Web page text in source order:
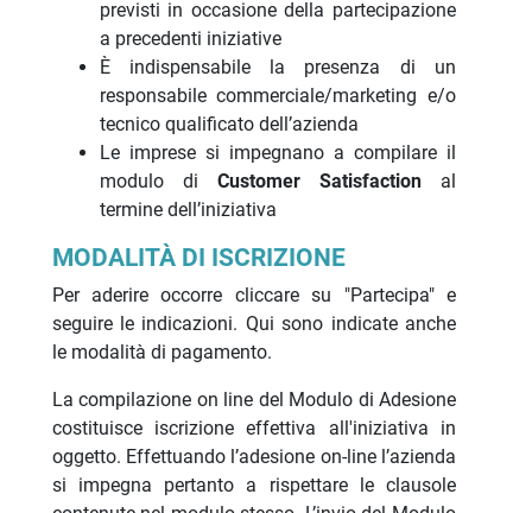
previsti in occasione della partecipazione
a precedenti iniziative
È indispensabile la presenza di un
responsabile commerciale/marketing e/o
tecnico qualificato dell’azienda
Le imprese si impegnano a compilare il
modulo di Customer Satisfaction al
termine dell’iniziativa
MODALITÀ DI ISCRIZIONE
Per aderire occorre cliccare su "Partecipa" e
seguire le indicazioni. Qui sono indicate anche
le modalità di pagamento.
La compilazione on line del Modulo di Adesione
costituisce iscrizione effettiva all'iniziativa in
oggetto. Effettuando l’adesione on-line l’azienda
si impegna pertanto a rispettare le clausole